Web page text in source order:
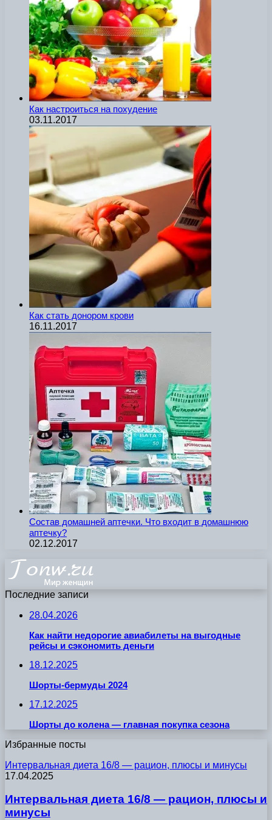
Как настроиться на похудение
03.11.2017
Как стать донором крови
16.11.2017
Состав домашней аптечки. Что входит в домашнюю
аптечку?
02.12.2017
Последние записи
28.04.2026
Как найти недорогие авиабилеты на выгодные
рейсы и сэкономить деньги
18.12.2025
Шорты-бермуды 2024
17.12.2025
Шорты до колена — главная покупка сезона
Избранные посты
Интервальная диета 16/8 — рацион, плюсы и минусы
17.04.2025
Интервальная диета 16/8 — рацион, плюсы и
минусы